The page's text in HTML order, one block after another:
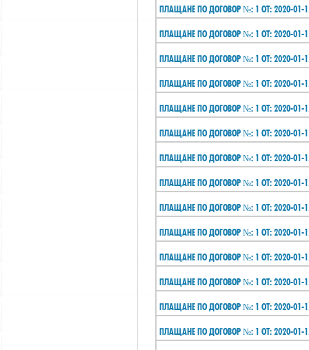
ПЛАЩАНЕ ПО ДОГОВОР №: 1 ОТ: 2020-01-
ПЛАЩАНЕ ПО ДОГОВОР №: 1 ОТ: 2020-01-
ПЛАЩАНЕ ПО ДОГОВОР №: 1 ОТ: 2020-01-
ПЛАЩАНЕ ПО ДОГОВОР №: 1 ОТ: 2020-01-
ПЛАЩАНЕ ПО ДОГОВОР №: 1 ОТ: 2020-01-
ПЛАЩАНЕ ПО ДОГОВОР №: 1 ОТ: 2020-01-
ПЛАЩАНЕ ПО ДОГОВОР №: 1 ОТ: 2020-01-
ПЛАЩАНЕ ПО ДОГОВОР №: 1 ОТ: 2020-01-
ПЛАЩАНЕ ПО ДОГОВОР №: 1 ОТ: 2020-01-
ПЛАЩАНЕ ПО ДОГОВОР №: 1 ОТ: 2020-01-
ПЛАЩАНЕ ПО ДОГОВОР №: 1 ОТ: 2020-01-
ПЛАЩАНЕ ПО ДОГОВОР №: 1 ОТ: 2020-01-
ПЛАЩАНЕ ПО ДОГОВОР №: 1 ОТ: 2020-01-
ПЛАЩАНЕ ПО ДОГОВОР №: 1 ОТ: 2020-01-